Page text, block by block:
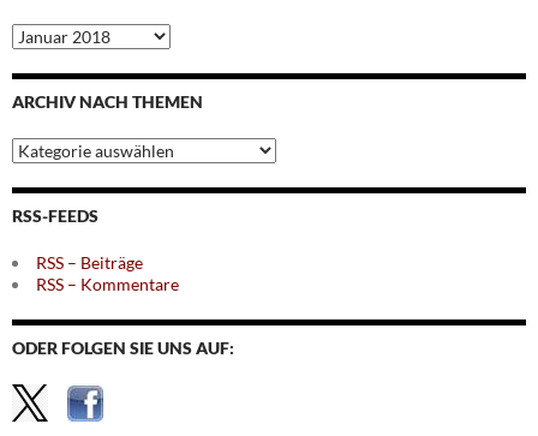
Archiv
nach
Monaten
ARCHIV NACH THEMEN
Archiv
nach
Themen
RSS-FEEDS
RSS – Beiträge
RSS – Kommentare
ODER FOLGEN SIE UNS AUF: